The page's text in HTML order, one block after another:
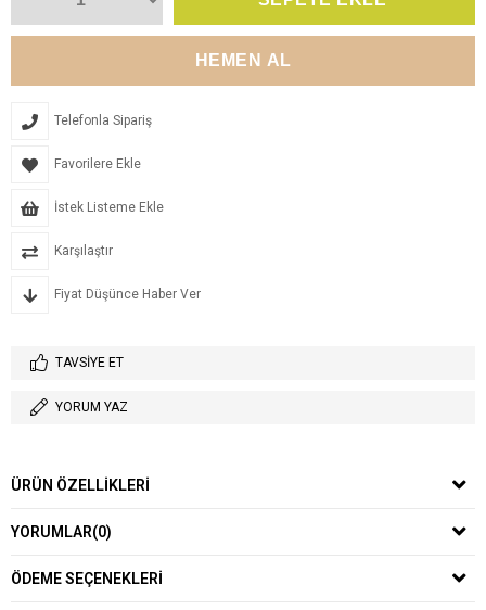
Telefonla Sipariş
Favorilere Ekle
İstek Listeme Ekle
Karşılaştır
Fiyat Düşünce Haber Ver
TAVSIYE ET
YORUM YAZ
ÜRÜN ÖZELLIKLERI
YORUMLAR(0)
ÖDEME SEÇENEKLERI